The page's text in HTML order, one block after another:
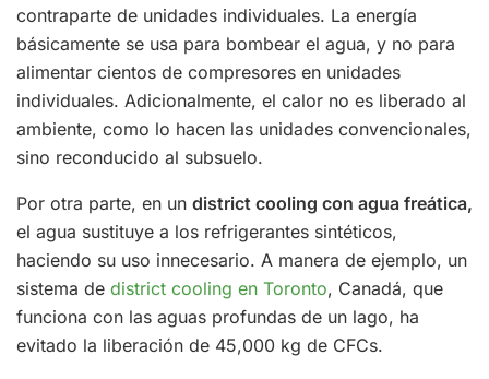
contraparte de unidades individuales. La energía
básicamente se usa para bombear el agua, y no para
alimentar cientos de compresores en unidades
individuales. Adicionalmente, el calor no es liberado al
ambiente, como lo hacen las unidades convencionales,
sino reconducido al subsuelo.
Por otra parte, en un district cooling con agua freática,
el agua sustituye a los refrigerantes sintéticos,
haciendo su uso innecesario. A manera de ejemplo, un
sistema de district cooling en Toronto, Canadá, que
funciona con las aguas profundas de un lago, ha
evitado la liberación de 45,000 kg de CFCs.